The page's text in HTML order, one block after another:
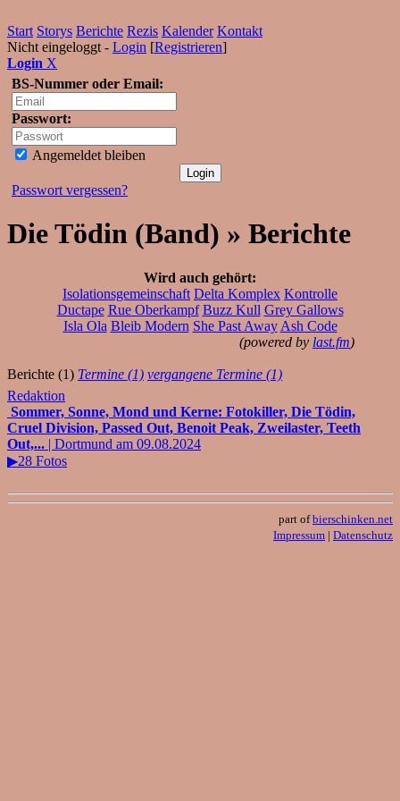
Start Storys Berichte Rezis Kalender Kontakt
Nicht eingeloggt - Login [Registrieren]
Login X
BS-Nummer oder Email:
Passwort:
Angemeldet bleiben
Passwort vergessen?
Die Tödin (Band) » Berichte
Wird auch gehört:
Isolationsgemeinschaft Delta Komplex Kontrolle
Ductape Rue Oberkampf Buzz Kull Grey Gallows
Isla Ola Bleib Modern She Past Away Ash Code
(powered by last.fm)
Berichte (1) Termine (1) vergangene Termine (1)
Redaktion
Sommer, Sonne, Mond und Kerne: Fotokiller, Die Tödin,
Cruel Division, Passed Out, Benoit Peak, Zweilaster, Teeth
Out,... | Dortmund am 09.08.2024
▶28 Fotos
part ofbierschinken.net
Impressum | Datenschutz